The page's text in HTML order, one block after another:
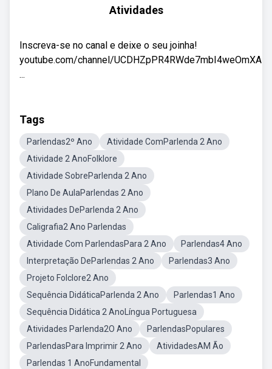
Atividades
Inscreva-se no canal e deixe o seu joinha!
youtube.com/channel/UCDHZpPR4RWde7mbI4weOmXA
...
Tags
Parlendas2º Ano
Atividade ComParlenda 2 Ano
Atividade 2 AnoFolklore
Atividade SobreParlenda 2 Ano
Plano De AulaParlendas 2 Ano
Atividades DeParlenda 2 Ano
Caligrafia2 Ano Parlendas
Atividade Com ParlendasPara 2 Ano
Parlendas4 Ano
Interpretação DeParlendas 2 Ano
Parlendas3 Ano
Projeto Folclore2 Ano
Sequência DidáticaParlenda 2 Ano
Parlendas1 Ano
Sequência Didática 2 AnoLíngua Portuguesa
Atividades Parlenda2O Ano
ParlendasPopulares
ParlendasPara Imprimir 2 Ano
AtividadesAM Ão
Parlendas 1 AnoFundamental